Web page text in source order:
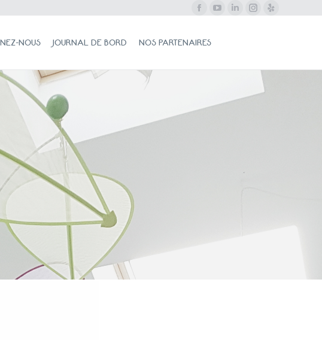
Facebook
YouTube
LinkedInInstagram
Yelp
NOUS JOURNAL DE BORD NOS PARTENAIRES
JOURNAL DE BORD NOS PARTENAIRES